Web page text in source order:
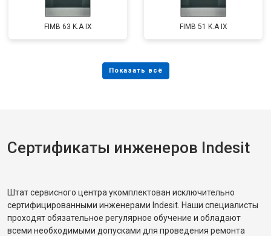
FIMB 63 K.A IX FIMB 51 K.A IX
Сертификаты инженеров Indesit
Штат сервисного центра укомплектован исключительно
сертифицированными инженерами Indesit. Наши специалисты
проходят обязательное регулярное обучение и обладают
всеми необходимыми допусками для проведения ремонта